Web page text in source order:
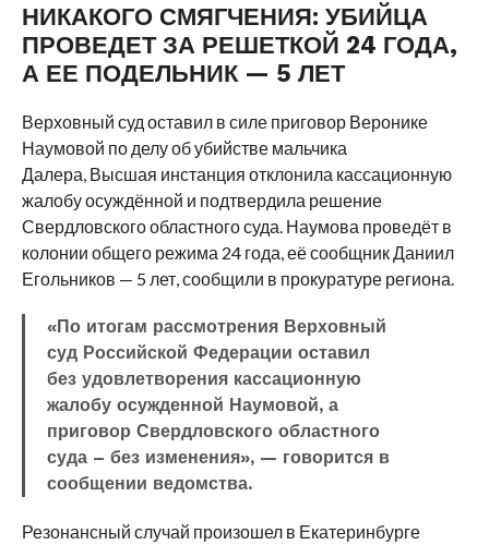
НИКАКОГО СМЯГЧЕНИЯ: УБИЙЦА
ПРОВЕДЕТ ЗА РЕШЕТКОЙ 24 ГОДА,
А ЕЕ ПОДЕЛЬНИК — 5 ЛЕТ
Верховный суд оставил в силе приговор Веронике
Наумовой по делу об убийстве мальчика
Далера, Высшая инстанция отклонила кассационную
жалобу осуждённой и подтвердила решение
Свердловского областного суда. Наумова проведёт в
колонии общего режима 24 года, её сообщник Даниил
Егольников — 5 лет, сообщили в прокуратуре региона.
«По итогам рассмотрения Верховный
суд Российской Федерации оставил
без удовлетворения кассационную
жалобу осужденной Наумовой, а
приговор Свердловского областного
суда – без изменения», — говорится в
сообщении ведомства.
Резонансный случай произошел в Екатеринбурге